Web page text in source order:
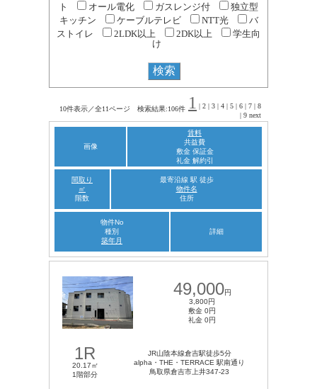
ト
オール電化 ガスレンジ付
独立型
キッチン
ケーブルテレビ NTT光
バ
ストイレ
2LDK以上 2DK以上
学生向
け
10件表示／全11ページ 検索結果:106件 1 | 2 | 3 | 4 | 5 | 6 | 7 | 8
| 9 next
画像
賃料
共益費
敷金 保証金
礼金 解約引
間取り
㎡
階数
最寄沿線 駅 徒歩
物件名
住所
物件No
種別
築年月
詳細
49,000円
3,800円
敷金 0円
礼金 0円
1R
20.17㎡
1階部分
JR山陰本線倉吉駅徒歩5分
alpha・THE・TERRACE 駅南通り
鳥取県倉吉市上井347-23